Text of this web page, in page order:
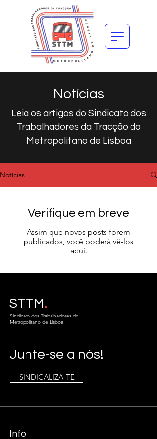
Notícias
Leia os artigos do Sindicato dos
Trabalhadores da Tracção do
Metropolitano de Lisboa
Notícias
Verifique em breve
Assim que novos posts forem
publicados, você poderá vê-los
aqui.
STTM .
Sindicato dos Trabalhadores do
Metropolitano de Lisboa
Junte-se a nós!
SINDICALIZA-TE
Info